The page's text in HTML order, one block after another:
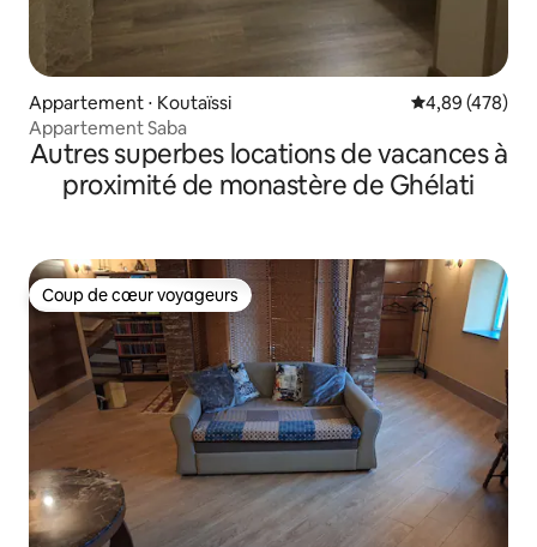
Appartement ⋅ Koutaïssi Évaluation
4,89 (478)
Appartement Saba
Autres superbes locations de vacances à
proximité de monastère de Ghélati
Coup de cœur voyageurs
Coup de cœur voyageurs